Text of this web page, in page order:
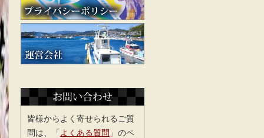
皆様からよく寄せられるご質
問は、「 よくある質問 」のペ